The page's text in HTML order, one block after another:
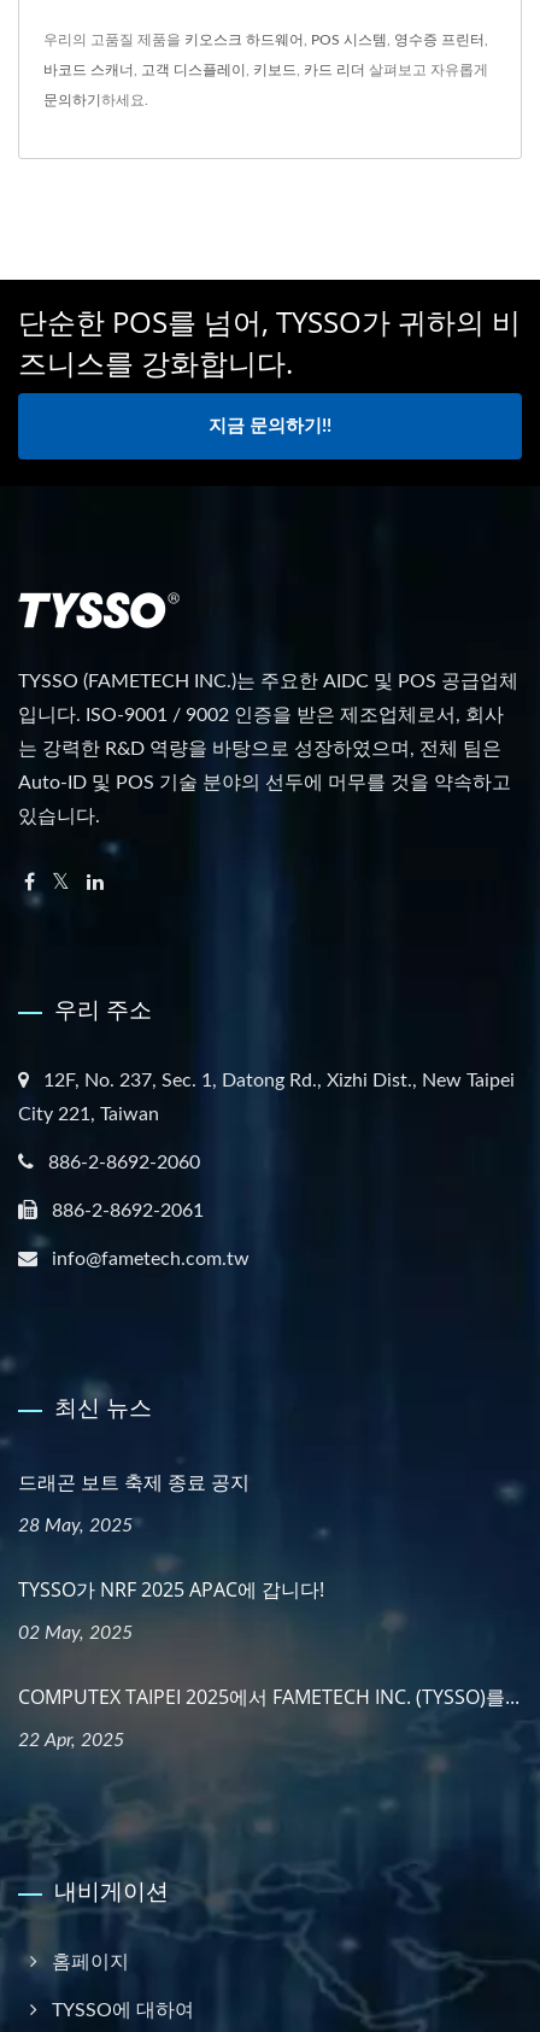
우리의 고품질 제품을 키오스크 하드웨어 POS 시스템 영수증 프린터
바코드 스캐너 고객 디스플레이 키보드 카드 리더 살펴보고 자유롭게
문의하기 하세요.
단순한 POS를 넘어, TYSSO가 귀하의 비
즈니스를 강화합니다.
지금 문의하기!!
TYSSO (FAMETECH INC.)는 주요한 AIDC 및 POS 공급업체
입니다. ISO-9001 / 9002 인증을 받은 제조업체로서, 회사
는 강력한 R&D 역량을 바탕으로 성장하였으며, 전체 팀은
Auto-ID 및 POS 기술 분야의 선두에 머무를 것을 약속하고
있습니다.
우리 주소
12F, No. 237, Sec. 1, Datong Rd., Xizhi Dist., New Taipei
City 221, Taiwan
886-2-8692-2060
886-2-8692-2061
info@fametech.com.tw
최신 뉴스
드래곤 보트 축제 종료 공지
28 May, 2025
TYSSO가 NRF 2025 APAC에 갑니다!
02 May, 2025
COMPUTEX TAIPEI 2025에서 FAMETECH INC. (TYSSO)를...
22 Apr, 2025
내비게이션
홈페이지
TYSSO에 대하여